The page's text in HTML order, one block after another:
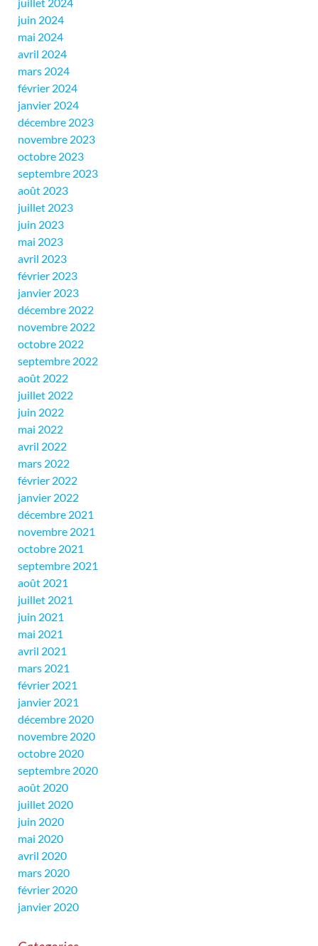
juin 2024
mai 2024
avril 2024
mars 2024
février 2024
janvier 2024
décembre 2023
novembre 2023
octobre 2023
septembre 2023
août 2023
juillet 2023
juin 2023
mai 2023
avril 2023
février 2023
janvier 2023
décembre 2022
novembre 2022
octobre 2022
septembre 2022
août 2022
juillet 2022
juin 2022
mai 2022
avril 2022
mars 2022
février 2022
janvier 2022
décembre 2021
novembre 2021
octobre 2021
septembre 2021
août 2021
juillet 2021
juin 2021
mai 2021
avril 2021
mars 2021
février 2021
janvier 2021
décembre 2020
novembre 2020
octobre 2020
septembre 2020
août 2020
juillet 2020
juin 2020
mai 2020
avril 2020
mars 2020
février 2020
janvier 2020